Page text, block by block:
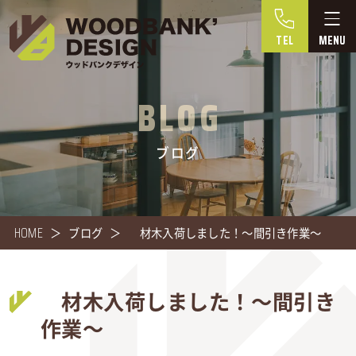
TEL
BLOG
ブログ
HOME ブログ 材木入荷しました！～間引き作業～
材木入荷しました！～間引き
作業～